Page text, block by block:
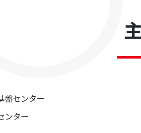
盤センター
ンター